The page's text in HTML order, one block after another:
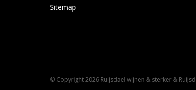
Sitemap
© Copyright 2026 Ruijsdael wijnen & sterker &